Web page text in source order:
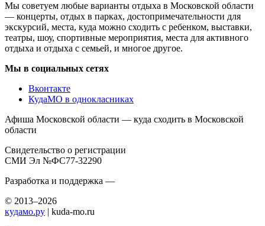
Мы советуем любые варианты отдыха в Московской области
— концерты, отдых в парках, достопримечательности для
экскурсий, места, куда можно сходить с ребенком, выставки,
театры, шоу, спортивные мероприятия, места для активного
отдыха и отдыха с семьей, и многое другое.
Мы в социальных сетях
Вконтакте
КудаМО в однокласниках
Афиша Московской области — куда сходить в Московской
области
Свидетельство о регистрации
СМИ Эл №ФС77-32290
Разработка и поддержка —
© 2013–2026
кудамо.ру | kuda-mo.ru